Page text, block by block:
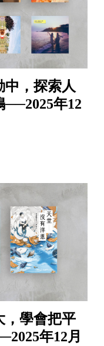
中，探索人
──2025年12
，學會把平
年12月